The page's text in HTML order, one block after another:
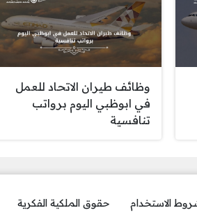
وظائف طيران الاتحاد للعمل
في ابوظبي اليوم برواتب
تنافسية
الاستخدام حقوق الملكية الفكرية